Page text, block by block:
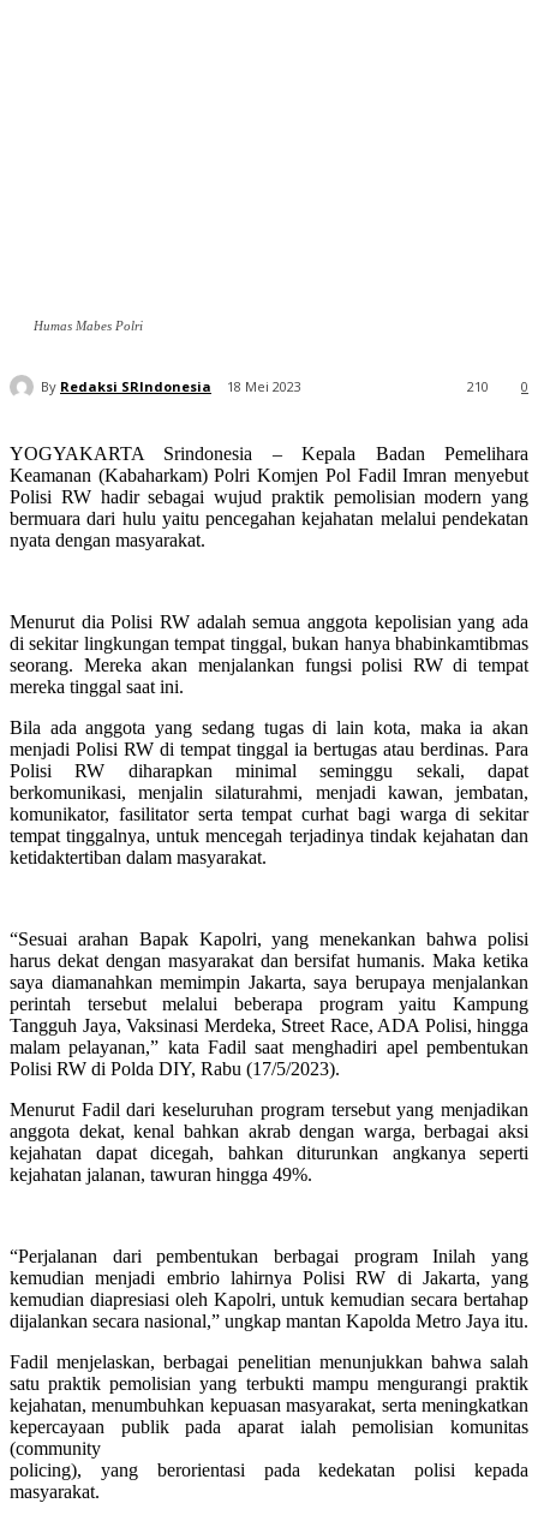
Humas Mabes Polri
By Redaksi SRIndonesia 18 Mei 2023 0
210
YOGYAKARTA Srindonesia – Kepala Badan Pemelihara
Keamanan (Kabaharkam) Polri Komjen Pol Fadil Imran menyebut
Polisi RW hadir sebagai wujud praktik pemolisian modern yang
bermuara dari hulu yaitu pencegahan kejahatan melalui pendekatan
nyata dengan masyarakat.
Menurut dia Polisi RW adalah semua anggota kepolisian yang ada
di sekitar lingkungan tempat tinggal, bukan hanya bhabinkamtibmas
seorang. Mereka akan menjalankan fungsi polisi RW di tempat
mereka tinggal saat ini.
Bila ada anggota yang sedang tugas di lain kota, maka ia akan
menjadi Polisi RW di tempat tinggal ia bertugas atau berdinas. Para
Polisi RW diharapkan minimal seminggu sekali, dapat
berkomunikasi, menjalin silaturahmi, menjadi kawan, jembatan,
komunikator, fasilitator serta tempat curhat bagi warga di sekitar
tempat tinggalnya, untuk mencegah terjadinya tindak kejahatan dan
ketidaktertiban dalam masyarakat.
“Sesuai arahan Bapak Kapolri, yang menekankan bahwa polisi
harus dekat dengan masyarakat dan bersifat humanis. Maka ketika
saya diamanahkan memimpin Jakarta, saya berupaya menjalankan
perintah tersebut melalui beberapa program yaitu Kampung
Tangguh Jaya, Vaksinasi Merdeka, Street Race, ADA Polisi, hingga
malam pelayanan,” kata Fadil saat menghadiri apel pembentukan
Polisi RW di Polda DIY, Rabu (17/5/2023).
Menurut Fadil dari keseluruhan program tersebut yang menjadikan
anggota dekat, kenal bahkan akrab dengan warga, berbagai aksi
kejahatan dapat dicegah, bahkan diturunkan angkanya seperti
kejahatan jalanan, tawuran hingga 49%.
“Perjalanan dari pembentukan berbagai program Inilah yang
kemudian menjadi embrio lahirnya Polisi RW di Jakarta, yang
kemudian diapresiasi oleh Kapolri, untuk kemudian secara bertahap
dijalankan secara nasional,” ungkap mantan Kapolda Metro Jaya itu.
Fadil menjelaskan, berbagai penelitian menunjukkan bahwa salah
satu praktik pemolisian yang terbukti mampu mengurangi praktik
kejahatan, menumbuhkan kepuasan masyarakat, serta meningkatkan
kepercayaan publik pada aparat ialah pemolisian komunitas
(community
policing), yang berorientasi pada kedekatan polisi kepada
masyarakat.